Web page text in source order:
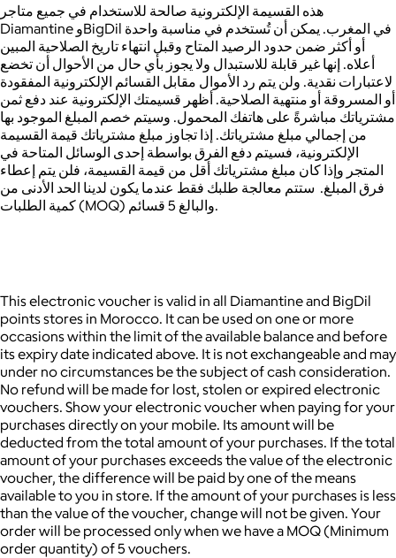
هذه القسيمة الإلكترونية صالحة للاستخدام في جميع متاجر
Diamantine وBigDil في المغرب. يمكن أن تُستخدم في مناسبة واحدة
أو أكثر ضمن حدود الرصيد المتاح وقبل انتهاء تاريخ الصلاحية المبين
أعلاه. إنها غير قابلة للاستبدال ولا يجوز بأي حال من الأحوال أن تخضع
لاعتبارات نقدية. ولن يتم رد الأموال مقابل القسائم الإلكترونية المفقودة
أو المسروقة أو منتهية الصلاحية. أظهر قسيمتك الإلكترونية عند دفع ثمن
مشترياتك مباشرةً على هاتفك المحمول. وسيتم خصم المبلغ الموجود بها
من إجمالي مبلغ مشترياتك. إذا تجاوز مبلغ مشترياتك قيمة القسيمة
الإلكترونية، فسيتم دفع الفرق بواسطة إحدى الوسائل المتاحة في
المتجر وإذا كان مبلغ مشترياتك أقل من قيمة القسيمة، فلن يتم إعطاء
فرق المبلغ. ستتم معالجة طلبك فقط عندما يكون لدينا الحد الأدنى من
كمية الطلبات (MOQ) والبالغ 5 قسائم.
This electronic voucher is valid in all Diamantine and BigDil
points stores in Morocco. It can be used on one or more
occasions within the limit of the available balance and before
its expiry date indicated above. It is not exchangeable and may
under no circumstances be the subject of cash consideration.
No refund will be made for lost, stolen or expired electronic
vouchers. Show your electronic voucher when paying for your
purchases directly on your mobile. Its amount will be
deducted from the total amount of your purchases. If the total
amount of your purchases exceeds the value of the electronic
voucher, the difference will be paid by one of the means
available to you in store. If the amount of your purchases is less
than the value of the voucher, change will not be given. Your
order will be processed only when we have a MOQ (Minimum
order quantity) of 5 vouchers.